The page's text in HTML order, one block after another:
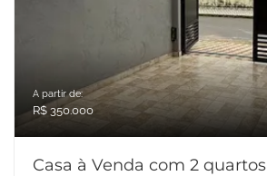
A partir de:
R$ 350.000
Casa à Venda com 2 quartos